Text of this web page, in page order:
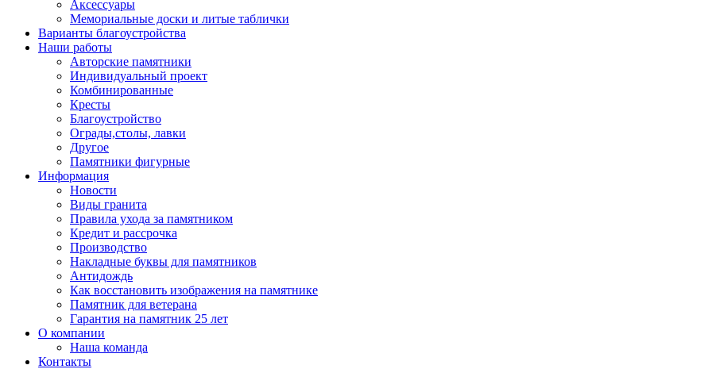
Аксессуары
Мемориальные доски и литые таблички
Варианты благоустройства
Наши работы
Авторские памятники
Индивидуальный проект
Комбинированные
Кресты
Благоустройство
Ограды,столы, лавки
Другое
Памятники фигурные
Информация
Новости
Виды гранита
Правила ухода за памятником
Кредит и рассрочка
Производство
Накладные буквы для памятников
Антидождь
Как восстановить изображения на памятнике
Памятник для ветерана
Гарантия на памятник 25 лет
О компании
Наша команда
Контакты